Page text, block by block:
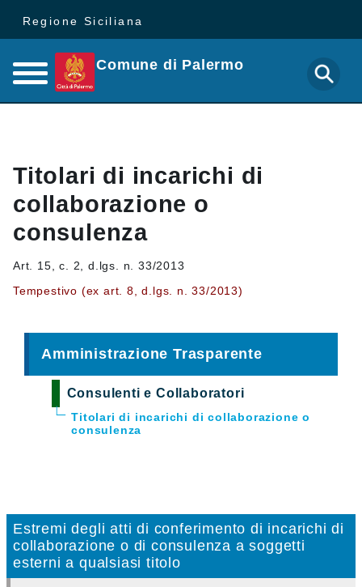
Regione Siciliana
Comune di Palermo
Titolari di incarichi di
collaborazione o
consulenza
Art. 15, c. 2, d.lgs. n. 33/2013
Tempestivo (ex art. 8, d.lgs. n. 33/2013)
Amministrazione Trasparente
Consulenti e Collaboratori
Titolari di incarichi di collaborazione o
consulenza
Estremi degli atti di conferimento di incarichi di
collaborazione o di consulenza a soggetti
esterni a qualsiasi titolo